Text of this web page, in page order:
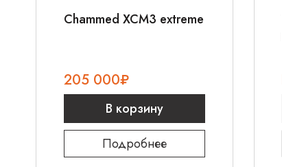
Chammed XCM3 extreme
205 000₽
В корзину
Подробнее